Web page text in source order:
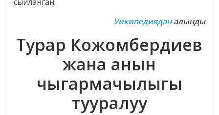
Уикипедияданалынды
Турар Кожомбердиев
жана анын
чыгармачылыгы
тууралуу